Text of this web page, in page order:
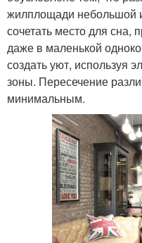
жилплощади небольшой
сочетать место для сна,
даже в маленькой
создать уют, используя
зоны. Пересечение
минимальным.